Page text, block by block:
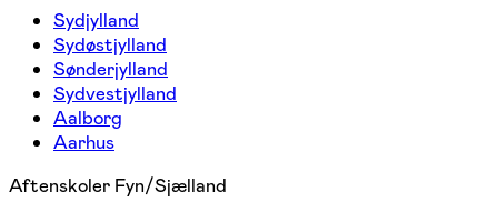
Sydjylland
Sydøstjylland
Sønderjylland
Sydvestjylland
Aalborg
Aarhus
Aftenskoler Fyn/Sjælland